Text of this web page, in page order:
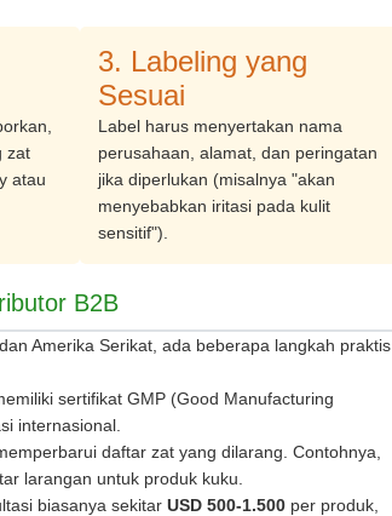
zat
atau
3. Labeling yang
Sesuai
Label harus menyertakan nama
perusahaan, alamat, dan peringatan
jika diperlukan (misalnya "akan
menyebabkan iritasi pada kulit
sensitif").
B2B
Amerika Serikat, ada beberapa langkah praktis
sertifikat GMP (Good Manufacturing
internasional.
daftar zat yang dilarang. Contohnya,
larangan untuk produk kuku.
biasanya sekitar USD 500-1.500 per produk,